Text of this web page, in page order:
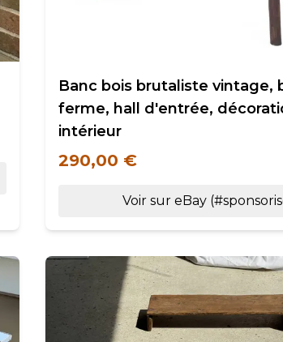
Banc bois brutaliste vintage,
ferme, hall d'entrée,
intérieur
290,00 €
Voir sur eBay